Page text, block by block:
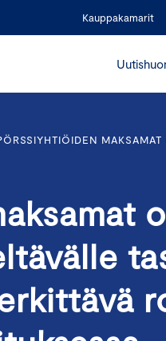
Kauppakamarit